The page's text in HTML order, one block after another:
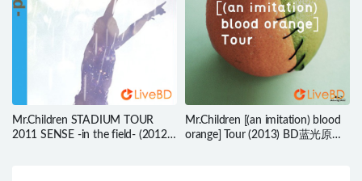
Mr.Children STADIUM TOUR
2011 SENSE -in the field- (2012)
Mr.Children [(an imitation) blood
orange] Tour (2013) BD蓝光原盘